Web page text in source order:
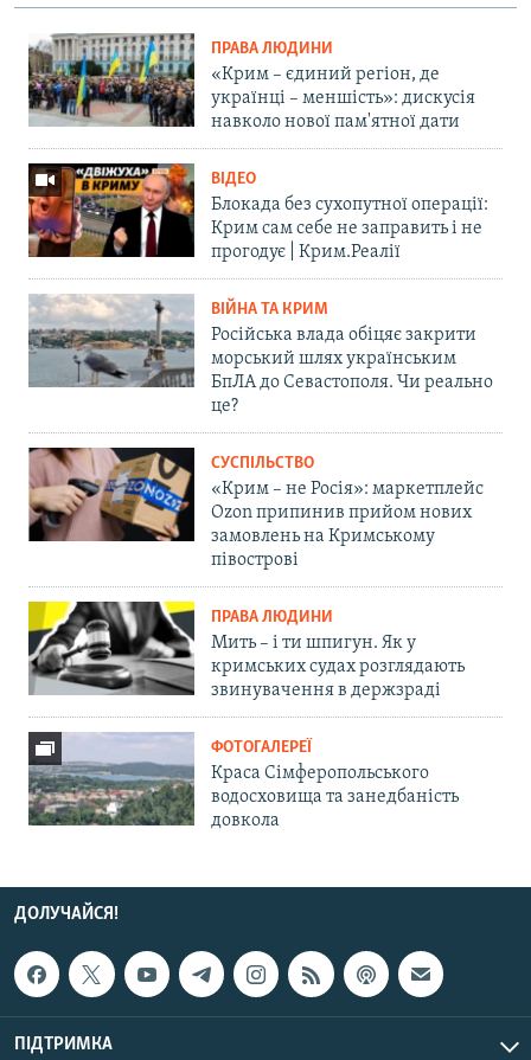
ПРАВА ЛЮДИНИ
«Крим – єдиний регіон, де
українці – меншість»: дискусія
навколо нової пам'ятної дати
ВІДЕО
Блокада без сухопутної операції:
Крим сам себе не заправить і не
прогодує | Крим.Реалії
ВІЙНА ТА КРИМ
Російська влада обіцяє закрити
морський шлях українським
БпЛА до Севастополя. Чи реально
це?
СУСПІЛЬСТВО
«Крим – не Росія»: маркетплейс
Ozon припинив прийом нових
замовлень на Кримському
півострові
ПРАВА ЛЮДИНИ
Мить – і ти шпигун. Як у
кримських судах розглядають
звинувачення в держзраді
ФОТОГАЛЕРЕЇ
Краса Сімферопольського
водосховища та занедбаність
довкола
ДОЛУЧАЙСЯ!
ПІДТРИМКА